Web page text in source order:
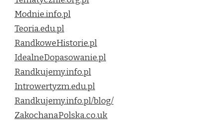
Modnie.info.pl
Teoria.edu.pl
RandkoweHistorie.pl
IdealneDopasowanie.pl
Randkujemy.info.pl
Introwertyzm.edu.pl
Randkujemy.info.pl/blog/
ZakochanaPolska.co.uk